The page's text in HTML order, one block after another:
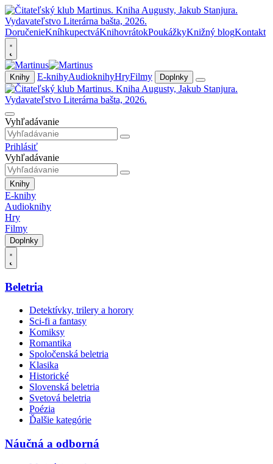
DoručenieKníhkupectváKnihovrátokPoukážkyKnižný blogKontakt
Knihy E-knihyAudioknihyHryFilmy Doplnky
Vyhľadávanie
Prihlásiť
Vyhľadávanie
Knihy
E-knihy
Audioknihy
Hry
Filmy
Doplnky
Beletria
Detektívky, trilery a horory
Sci-fi a fantasy
Komiksy
Romantika
Spoločenská beletria
Klasika
Historické
Slovenská beletria
Svetová beletria
Poézia
Ďalšie kategórie
Náučná a odborná